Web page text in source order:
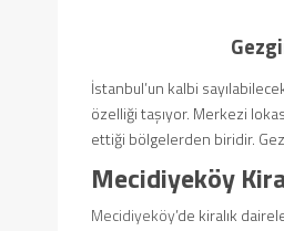
İstanbul’un kalbi
özelliği taşıyor. Merkezi
ettiği bölgelerden biridir.
Mecidiyeköy
Mecidiyeköy’de kiralık